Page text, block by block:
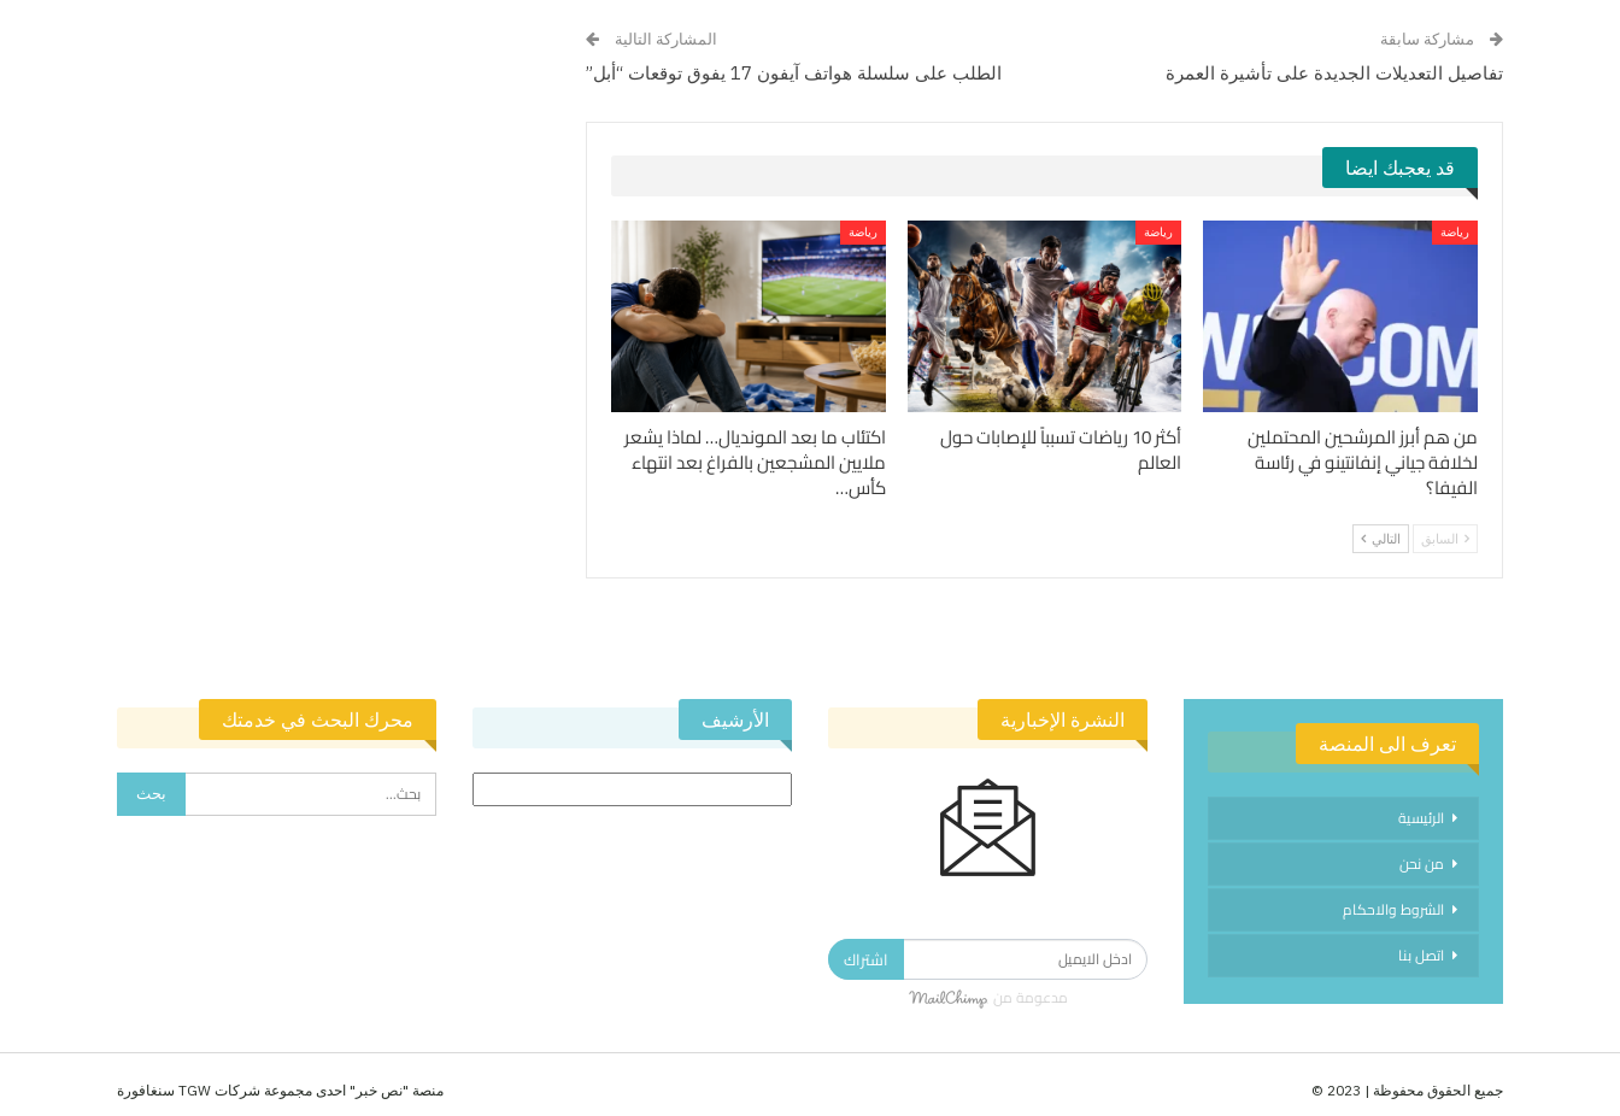
مشاركة سابقة
تفاصيل التعديلات الجديدة على تأشيرة العمرة
المشاركة التالية
الطلب على سلسلة هواتف آيفون 17 يفوق توقعات “أبل”
قد يعجبك ايضا
رياضة
من هم أبرز المرشحين المحتملين
لخلافة جياني إنفانتينو في رئاسة
الفيفا؟
رياضة
أكثر 10 رياضات تسبباً للإصابات حول
العالم
رياضة
اكتئاب ما بعد المونديال… لماذا يشعر
ملايين المشجعين بالفراغ بعد انتهاء
كأس…
السابق التالي
تعرف الى المنصة
الرئيسية
من نحن
الشروط والاحكام
اتصل بنا
النشرة الإخبارية
اشتراك
مدعومة من
الأرشيف محرك البحث في خدمتك
جميع الحقوق محفوظة | 2023 © منصة "نص خبر" احدى مجموعة شركات TGW سنغافورة